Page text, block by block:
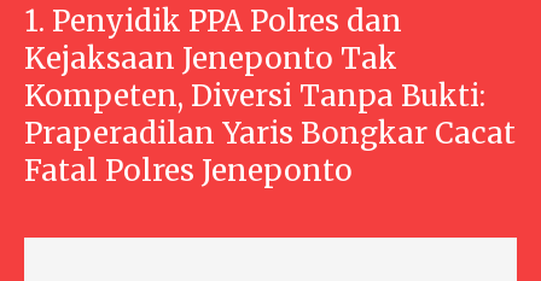
1. Penyidik PPA Polres dan
Kejaksaan Jeneponto Tak
Kompeten, Diversi Tanpa Bukti:
Praperadilan Yaris Bongkar Cacat
Fatal Polres Jeneponto